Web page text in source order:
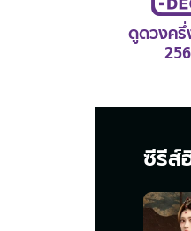
ดูดวงครึ่
ซีรีส์